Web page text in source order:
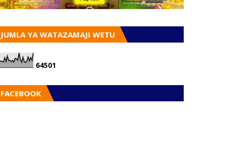
JUMLA YA WATAZAMAJI WETU
64501
FACEBOOK